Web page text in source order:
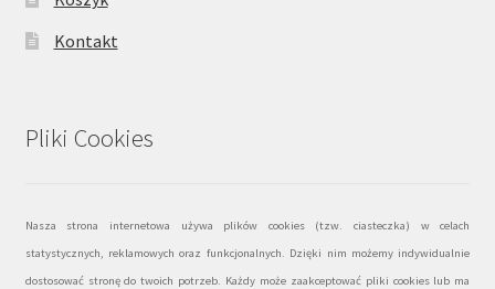
Kontakt
Pliki Cookies
Nasza strona internetowa używa plików cookies (tzw. ciasteczka) w celach
statystycznych, reklamowych oraz funkcjonalnych. Dzięki nim możemy indywidualnie
dostosować stronę do twoich potrzeb. Każdy może zaakceptować pliki cookies lub ma